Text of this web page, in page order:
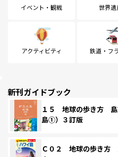
イベント・観戦 世界遺
アクティビティ 鉄道・フ
新刊ガイドブック
１５ 地球の歩き方
島①）３訂版
Ｃ０２ 地球の歩き方